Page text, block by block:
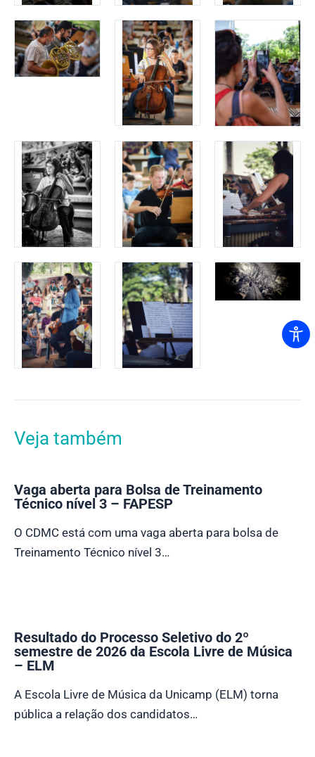
Veja também
Vaga aberta para Bolsa de Treinamento
Técnico nível 3 – FAPESP
O CDMC está com uma vaga aberta para bolsa de
Treinamento Técnico nível 3…
Resultado do Processo Seletivo do 2º
semestre de 2026 da Escola Livre de Música
– ELM
A Escola Livre de Música da Unicamp (ELM) torna
pública a relação dos candidatos…